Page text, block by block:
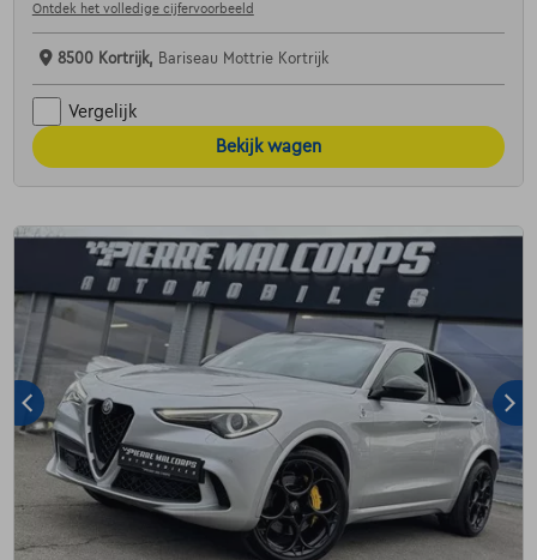
Ontdek het volledige cijfervoorbeeld
8500 Kortrijk, Bariseau Mottrie Kortrijk
Vergelijk
Bekijk wagen